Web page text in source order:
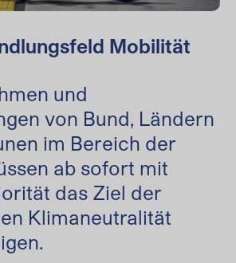
Mobilität
und
von Bund, Ländern
im Bereich der
ab sofort mit
das Ziel der
Klimaneutralität